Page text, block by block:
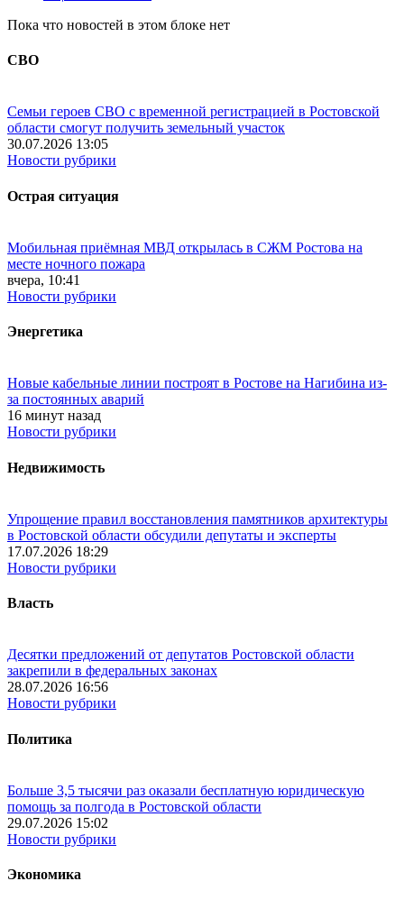
Пока что новостей в этом блоке нет
СВО
Семьи героев СВО с временной регистрацией в Ростовской
области смогут получить земельный участок
30.07.2026 13:05
Новости рубрики
Острая ситуация
Мобильная приёмная МВД открылась в СЖМ Ростова на
месте ночного пожара
вчера, 10:41
Новости рубрики
Энергетика
Новые кабельные линии построят в Ростове на Нагибина из-
за постоянных аварий
16 минут назад
Новости рубрики
Недвижимость
Упрощение правил восстановления памятников архитектуры
в Ростовской области обсудили депутаты и эксперты
17.07.2026 18:29
Новости рубрики
Власть
Десятки предложений от депутатов Ростовской области
закрепили в федеральных законах
28.07.2026 16:56
Новости рубрики
Политика
Больше 3,5 тысячи раз оказали бесплатную юридическую
помощь за полгода в Ростовской области
29.07.2026 15:02
Новости рубрики
Экономика